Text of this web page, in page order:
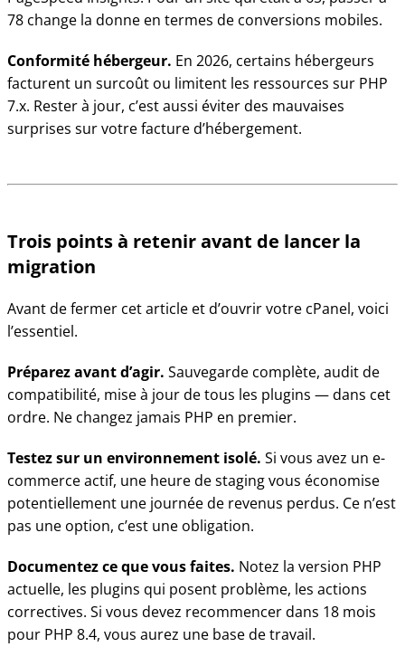
78 change la donne en termes de conversions mobiles.
Conformité hébergeur. En 2026, certains hébergeurs
facturent un surcoût ou limitent les ressources sur PHP
7.x. Rester à jour, c’est aussi éviter des mauvaises
surprises sur votre facture d’hébergement.
Trois points à retenir avant de lancer la
migration
Avant de fermer cet article et d’ouvrir votre cPanel, voici
l’essentiel.
Préparez avant d’agir. Sauvegarde complète, audit de
compatibilité, mise à jour de tous les plugins — dans cet
ordre. Ne changez jamais PHP en premier.
Testez sur un environnement isolé. Si vous avez un e-
commerce actif, une heure de staging vous économise
potentiellement une journée de revenus perdus. Ce n’est
pas une option, c’est une obligation.
Documentez ce que vous faites. Notez la version PHP
actuelle, les plugins qui posent problème, les actions
correctives. Si vous devez recommencer dans 18 mois
pour PHP 8.4, vous aurez une base de travail.